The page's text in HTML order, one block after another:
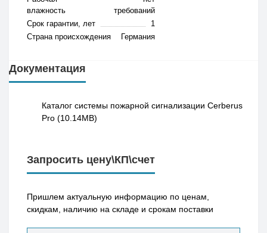
влажность
требований
Срок гарантии, лет
1
Страна происхождения
Германия
Документация
Каталог системы пожарной сигнализации Cerberus
Pro (10.14MB)
Запросить цену\КП\счет
Пришлем актуальную информацию по ценам,
скидкам, наличию на складе и срокам поставки